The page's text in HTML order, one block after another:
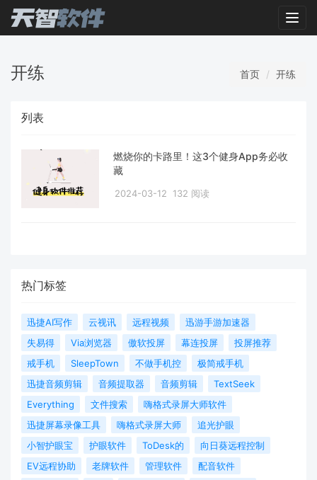
开练 首页 开练
列表
燃烧你的卡路里！这3个健身App务必收
藏
2024-03-12 132 阅读
热门标签
迅捷AI写作 云视讯 远程视频
迅游手游加速器
失易得
Via浏览器 傲软投屏 幕连投屏
投屏推荐
戒手机
SleepTown 不做手机控
极简戒手机
迅捷音频剪辑
音频提取器 音频剪辑
TextSeek
Everything
文件搜索
嗨格式录屏大师软件
迅捷屏幕录像工具
嗨格式录屏大师
追光护眼
小智护眼宝
护眼软件 ToDesk的
向日葵远程控制
EV远程协助
老牌软件 管理软件
配音软件